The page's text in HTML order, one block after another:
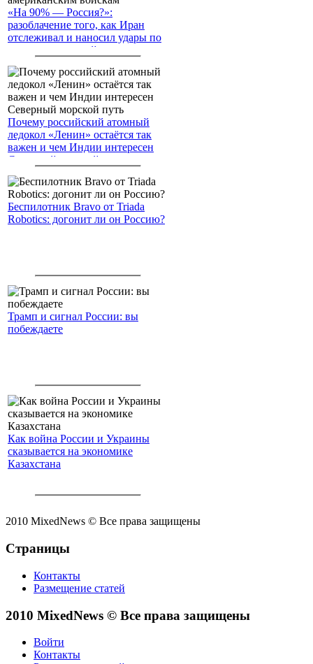
«На 90% — Россия?»:
разоблачение того, как Иран
отслеживал и наносил удары по
американским войскам
Почему российский атомный
ледокол «Ленин» остаётся так
важен и чем Индии интересен
Северный морской путь
Беспилотник Bravo от Triada
Robotics: догонит ли он Россию?
Трамп и сигнал России: вы
побеждаете
Как война России и Украины
сказывается на экономике
Казахстана
2010 MixedNews © Все права защищены
Страницы
Контакты
Размещение статей
2010 MixedNews © Все права защищены
Войти
Контакты